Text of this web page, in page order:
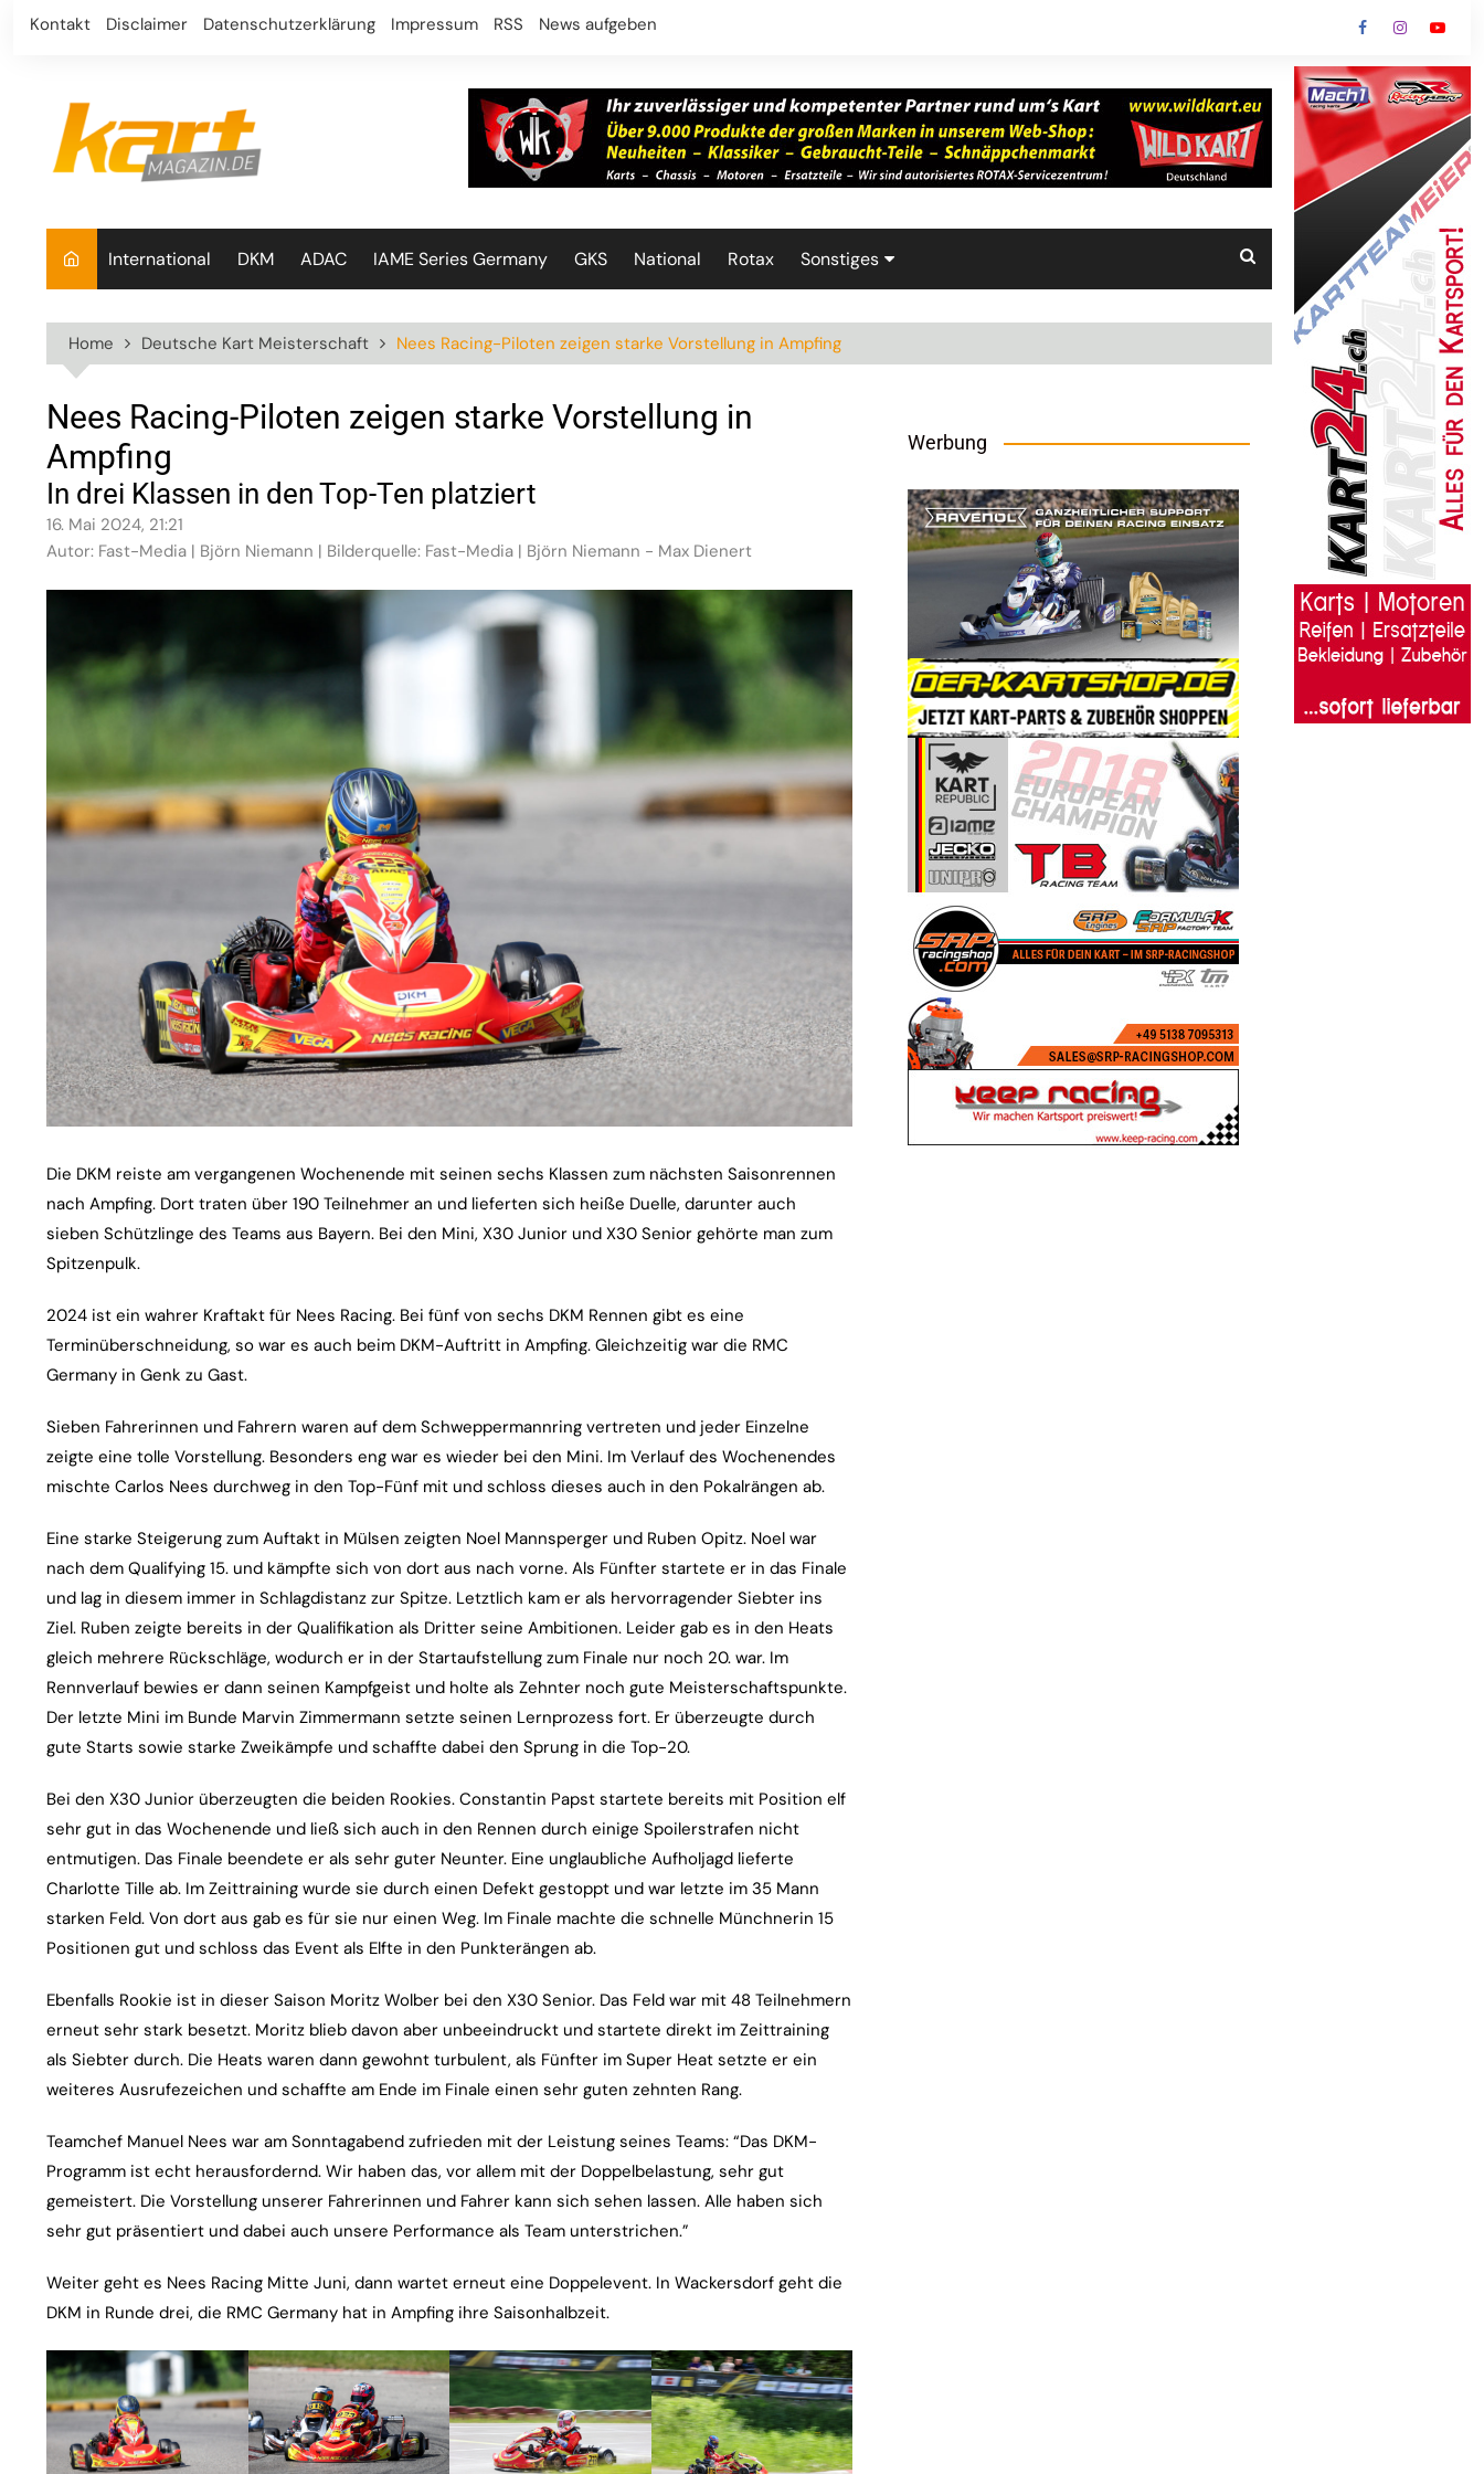
Skip
Kontakt Disclaimer Datenschutzerklärung Impressum RSS News aufgeben
International DKM ADAC IAME Series Germany GKS National Rotax Sonstiges
Home Deutsche Kart Meisterschaft Nees Racing-Piloten zeigen starke Vorstellung in Ampfing
Nees Racing-Piloten zeigen starke Vorstellung in
Ampfing
In drei Klassen in den Top-Ten platziert
16. Mai 2024, 21:21
Autor: Fast-Media | Björn Niemann | Bilderquelle: Fast-Media | Björn Niemann - Max Dienert
Die DKM reiste am vergangenen Wochenende mit seinen sechs Klassen zum nächsten Saisonrennen
nach Ampfing. Dort traten über 190 Teilnehmer an und lieferten sich heiße Duelle, darunter auch
sieben Schützlinge des Teams aus Bayern. Bei den Mini, X30 Junior und X30 Senior gehörte man zum
Spitzenpulk.
2024 ist ein wahrer Kraftakt für Nees Racing. Bei fünf von sechs DKM Rennen gibt es eine
Terminüberschneidung, so war es auch beim DKM-Auftritt in Ampfing. Gleichzeitig war die RMC
Germany in Genk zu Gast.
Sieben Fahrerinnen und Fahrern waren auf dem Schweppermannring vertreten und jeder Einzelne
zeigte eine tolle Vorstellung. Besonders eng war es wieder bei den Mini. Im Verlauf des Wochenendes
mischte Carlos Nees durchweg in den Top-Fünf mit und schloss dieses auch in den Pokalrängen ab.
Eine starke Steigerung zum Auftakt in Mülsen zeigten Noel Mannsperger und Ruben Opitz. Noel war
nach dem Qualifying 15. und kämpfte sich von dort aus nach vorne. Als Fünfter startete er in das Finale
und lag in diesem immer in Schlagdistanz zur Spitze. Letztlich kam er als hervorragender Siebter ins
Ziel. Ruben zeigte bereits in der Qualifikation als Dritter seine Ambitionen. Leider gab es in den Heats
gleich mehrere Rückschläge, wodurch er in der Startaufstellung zum Finale nur noch 20. war. Im
Rennverlauf bewies er dann seinen Kampfgeist und holte als Zehnter noch gute Meisterschaftspunkte.
Der letzte Mini im Bunde Marvin Zimmermann setzte seinen Lernprozess fort. Er überzeugte durch
gute Starts sowie starke Zweikämpfe und schaffte dabei den Sprung in die Top-20.
Bei den X30 Junior überzeugten die beiden Rookies. Constantin Papst startete bereits mit Position elf
sehr gut in das Wochenende und ließ sich auch in den Rennen durch einige Spoilerstrafen nicht
entmutigen. Das Finale beendete er als sehr guter Neunter. Eine unglaubliche Aufholjagd lieferte
Charlotte Tille ab. Im Zeittraining wurde sie durch einen Defekt gestoppt und war letzte im 35 Mann
starken Feld. Von dort aus gab es für sie nur einen Weg. Im Finale machte die schnelle Münchnerin 15
Positionen gut und schloss das Event als Elfte in den Punkterängen ab.
Ebenfalls Rookie ist in dieser Saison Moritz Wolber bei den X30 Senior. Das Feld war mit 48 Teilnehmern
erneut sehr stark besetzt. Moritz blieb davon aber unbeeindruckt und startete direkt im Zeittraining
als Siebter durch. Die Heats waren dann gewohnt turbulent, als Fünfter im Super Heat setzte er ein
weiteres Ausrufezeichen und schaffte am Ende im Finale einen sehr guten zehnten Rang.
Teamchef Manuel Nees war am Sonntagabend zufrieden mit der Leistung seines Teams: “Das DKM-
Programm ist echt herausfordernd. Wir haben das, vor allem mit der Doppelbelastung, sehr gut
gemeistert. Die Vorstellung unserer Fahrerinnen und Fahrer kann sich sehen lassen. Alle haben sich
sehr gut präsentiert und dabei auch unsere Performance als Team unterstrichen.”
Weiter geht es Nees Racing Mitte Juni, dann wartet erneut eine Doppelevent. In Wackersdorf geht die
DKM in Runde drei, die RMC Germany hat in Ampfing ihre Saisonhalbzeit.
Werbung